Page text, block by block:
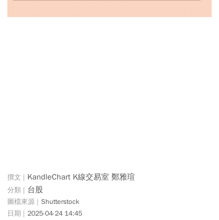
KandleChart K線交易室 鄭雅瑄
台股
Shutterstock
2025-04-24 14:45